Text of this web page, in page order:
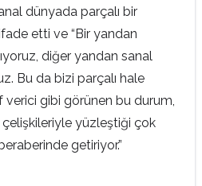
dünyada parçalı bir
etti ve “Bir yandan
diğer yandan sanal
Bu da bizi parçalı hale
verici gibi görünen bu durum,
çelişkileriyle yüzleştiği çok
getiriyor.”